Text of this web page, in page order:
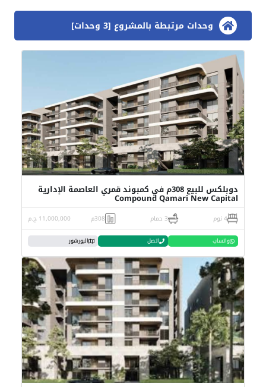
وحدات مرتبطة بالمشروع [3 وحدات]
دوبلكس للبيع 308م في كمبوند قمري العاصمة الإدارية
Compound Qamari New Capital
4 نوم 3 حمام 308م 11,000,000 ج.م
واتساب اتصل البورشور